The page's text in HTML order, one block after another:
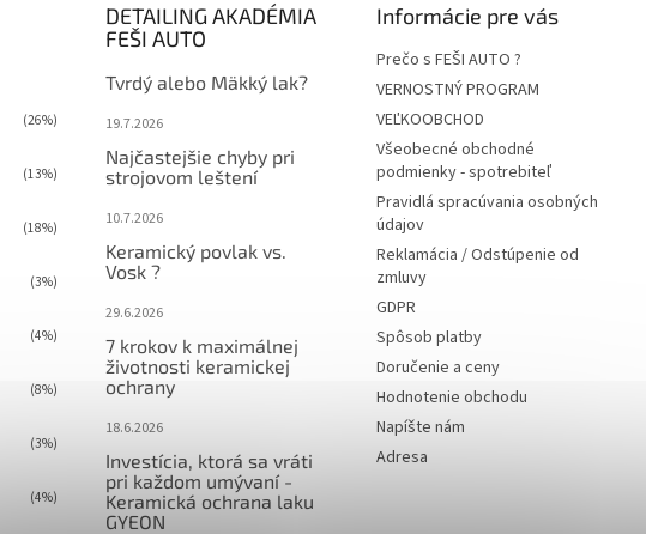
(26%)
(13%)
(18%)
(3%)
(4%)
(8%)
(3%)
(4%)
DETAILING AKADÉMIA
FEŠI AUTO
Tvrdý alebo Mäkký lak?
19.7.2026
Najčastejšie chyby pri
strojovom leštení
10.7.2026
Keramický povlak vs.
Vosk ?
29.6.2026
7 krokov k maximálnej
životnosti keramickej
ochrany
18.6.2026
Investícia, ktorá sa vráti
pri každom umývaní -
Keramická ochrana laku
GYEON
Informácie pre vás
Prečo s FEŠI AUTO ?
VERNOSTNÝ PROGRAM
VEĽKOOBCHOD
Všeobecné obchodné
podmienky - spotrebiteľ
Pravidlá spracúvania osobných
údajov
Reklamácia / Odstúpenie od
zmluvy
GDPR
Spôsob platby
Doručenie a ceny
Hodnotenie obchodu
Napíšte nám
Adresa